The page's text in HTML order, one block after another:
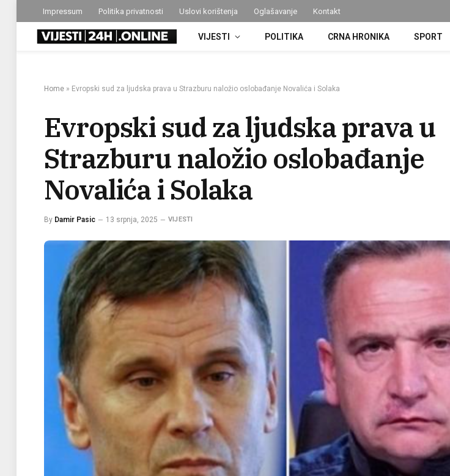
Impressum Politika privatnosti Uslovi korištenja Oglašavanje Kontakt
VIJESTI POLITIKA CRNA HRONIKA SPORT
Home » Evropski sud za ljudska prava u Strazburu naložio oslobađanje Novalića i Solaka
Evropski sud za ljudska prava u
Strazburu naložio oslobađanje
Novalića i Solaka
By Damir Pasic 13 srpnja, 2025 VIJESTI